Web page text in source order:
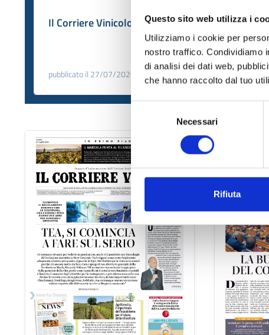
Questo sito web utilizza i
Utilizziamo i cookie per
nostro traffico. Condividiamo
di analisi dei dati web,
che hanno raccolto dal tuo
consenso
Necessari
Rifiuta
Il Corriere Vinicolo n. 25 del 2026
pubblicato il 27/07/2026